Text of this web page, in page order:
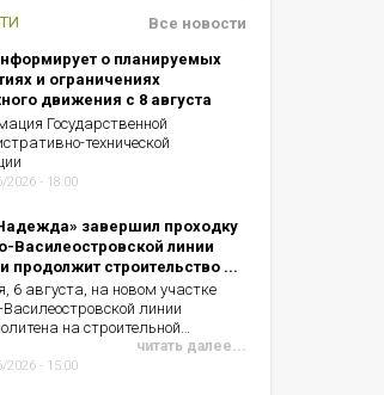
о планируемых
и ограничениях
движения с 8 августа
Государственной
технической
2026 - 18:00
завершил проходку
Василеостровской линии
продолжит строительство ...
6 августа, на новом участке
Василеостровской линии
на строительной…
читать далее...
2026 - 15:00
Все новости